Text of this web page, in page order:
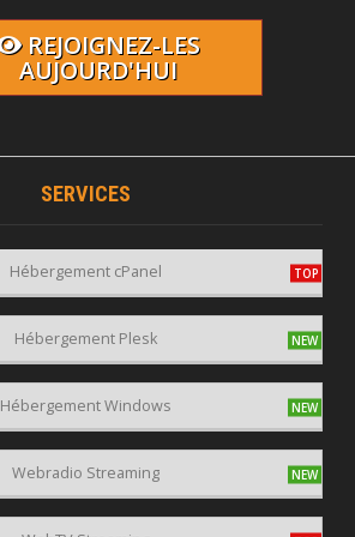
REJOIGNEZ-LES
AUJOURD'HUI
SERVICES
Hébergement cPanel
Hébergement Plesk
Hébergement Windows
Webradio Streaming